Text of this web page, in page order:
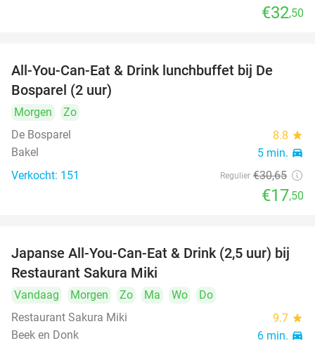
€32,50
43%
All-You-Can-Eat & Drink lunchbuffet bij De
Bosparel (2 uur)
Morgen
Zo
De Bosparel
8.8 star
Bakel 5 min. directions_car
Verkocht: 151 Regulier €30,65
€17,50
13%
Japanse All-You-Can-Eat & Drink (2,5 uur) bij
Restaurant Sakura Miki
Vandaag Morgen Zo Ma Wo
Do
Restaurant Sakura Miki
9.7 star
Beek en Donk 6 min. directions_car